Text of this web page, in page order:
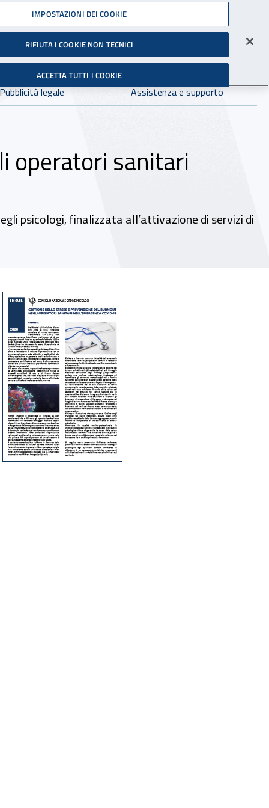
Infortuni sul Lavoro
Facebook - Sito esterno - Apertura in nuova finestra
X - Sito esterno - Apertura in nuova finestra
Instagram - Sito esterno - Apertura in
Linkedin - Sito esterno -
Youtube - Sito esterno -
Tiktok - SitoSpreaker -
Dove cercare:
in:tutto INAIL.it
Pubblicità legale Assistenza e supporto
operatori sanitari
psicologi, finalizzata all’attivazione di servizi di
IMPOSTAZIONI DEI COOKIE
RIFIUTA I COOKIE NON TECNICI
ACCETTA TUTTI I COOKIE